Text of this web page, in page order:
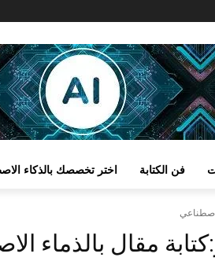
فن الكتابة اختر تخصصك بالذكاء
كتابة مقال بالذماء